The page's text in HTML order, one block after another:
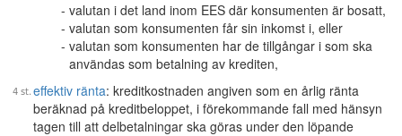
valutan i det land inom EES där konsumenten är bosatt,
valutan som konsumenten får sin inkomst i, eller
valutan som konsumenten har de tillgångar i som ska
användas som betalning av krediten,
effektiv ränta: kreditkostnaden angiven som en årlig ränta
beräknad på kreditbeloppet, i förekommande fall med hänsyn
tagen till att delbetalningar ska göras under den löpande